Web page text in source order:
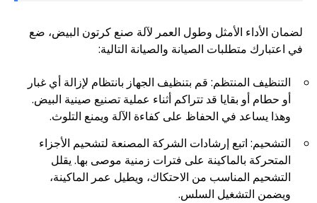
لضمان الأداء الأمثل وطول العمر لآلة صنع كرتون البيض، ضع
في اعتبارك متطلبات الصيانة والصيانة التالية:
التنظيف المنتظم: قم بتنظيف الجهاز بانتظام لإزالة أي غبار
أو حطام أو بقايا قد تتراكم أثناء عملية تصنيع صينية البيض.
وهذا يساعد في الحفاظ على كفاءة الآلة ويمنع التلوث.
التشحيم: اتبع إرشادات الشركة المصنعة لتشحيم الأجزاء
المتحركة بالماكينة على فترات زمنية موصى بها. يقلل
التشحيم المناسب من الاحتكاك، ويطيل عمر الماكينة،
ويضمن التشغيل السلس.